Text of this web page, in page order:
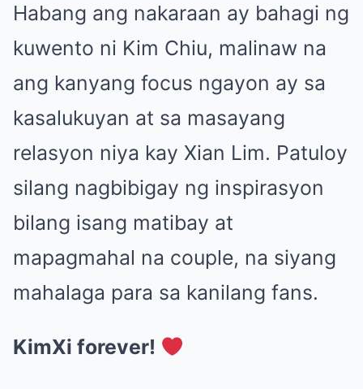
Habang ang nakaraan ay bahagi ng
kuwento ni Kim Chiu, malinaw na
ang kanyang focus ngayon ay sa
kasalukuyan at sa masayang
relasyon niya kay Xian Lim. Patuloy
silang nagbibigay ng inspirasyon
bilang isang matibay at
mapagmahal na couple, na siyang
mahalaga para sa kanilang fans.
KimXi forever!